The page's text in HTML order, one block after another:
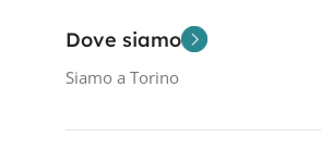
Dove siamo
Siamo a Torino